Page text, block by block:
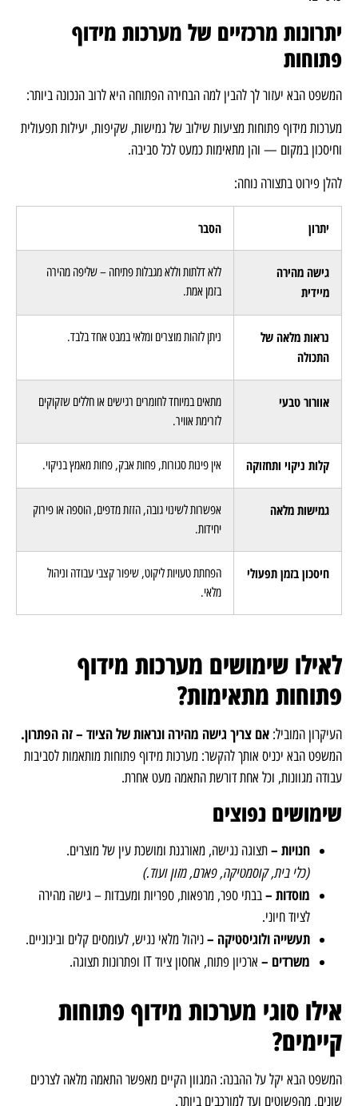
יתרונות מרכזיים של מערכות מידוף
פתוחות
המשפט הבא יעזור לך להבין למה הבחירה הפתוחה היא לרוב הנכונה ביותר:
מערכות מידוף פתוחות מציעות שילוב של גמישות, שקיפות, יעילות תפעולית
וחיסכון במקום — והן מתאימות כמעט לכל סביבה.
להלן פירוט בתצורה נוחה:
יתרון הסבר
גישה מהירה
מיידית
ללא דלתות וללא מגבלות פתיחה – שליפה מהירה
בזמן אמת.
נראות מלאה של
התכולה
ניתן לזהות מוצרים ומלאי במבט אחד בלבד.
אוורור טבעי
מתאים במיוחד לחומרים רגישים או חללים שזקוקים
לזרימת אוויר.
קלות ניקוי ותחזוקה אין פינות סגורות, פחות אבק, פחות מאמץ בניקוי.
גמישות מלאה
אפשרות לשינוי גובה, הזזת מדפים, הוספה או פירוק
יחידות.
חיסכון בזמן תפעולי
הפחתת טעויות ליקוט, שיפור קצבי עבודה וניהול
מלאי.
לאילו שימושים מערכות מידוף
פתוחות מתאימות?
העיקרון המוביל: אם צריך גישה מהירה ונראות של הציוד – זה הפתרון.
המשפט הבא יכניס אותך להקשר: מערכות מידוף פתוחות מותאמות לסביבות
עבודה מגוונות, וכל אחת דורשת התאמה מעט אחרת.
שימושים נפוצים
חנויות –תצוגה נגישה, מאורגנת ומושכת עין של מוצרים.
(כלי בית, קוסמטיקה, פארם, מזון ועוד.)
מוסדות –בבתי ספר, מרפאות, ספריות ומעבדות – גישה מהירה
לציוד חיוני.
תעשייה ולוגיסטיקה –ניהול מלאי נגיש, לעומסים קלים ובינוניים.
משרדים – ארכיון פתוח, אחסון ציוד IT ופתרונות תצוגה.
אילו סוגי מערכות מידוף פתוחות
קיימים?
המשפט הבא יקל על ההבנה: המגוון הקיים מאפשר התאמה מלאה לצרכים
שונים, מהפשוטים ועד למורכבים ביותר.